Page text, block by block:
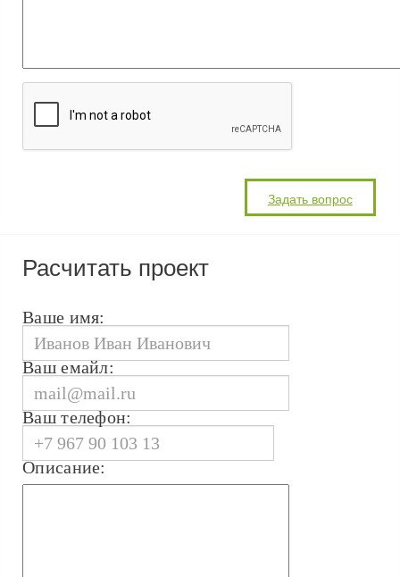
Расчитать проект
Ваше имя:
Ваш емайл:
Ваш телефон:
Описание: